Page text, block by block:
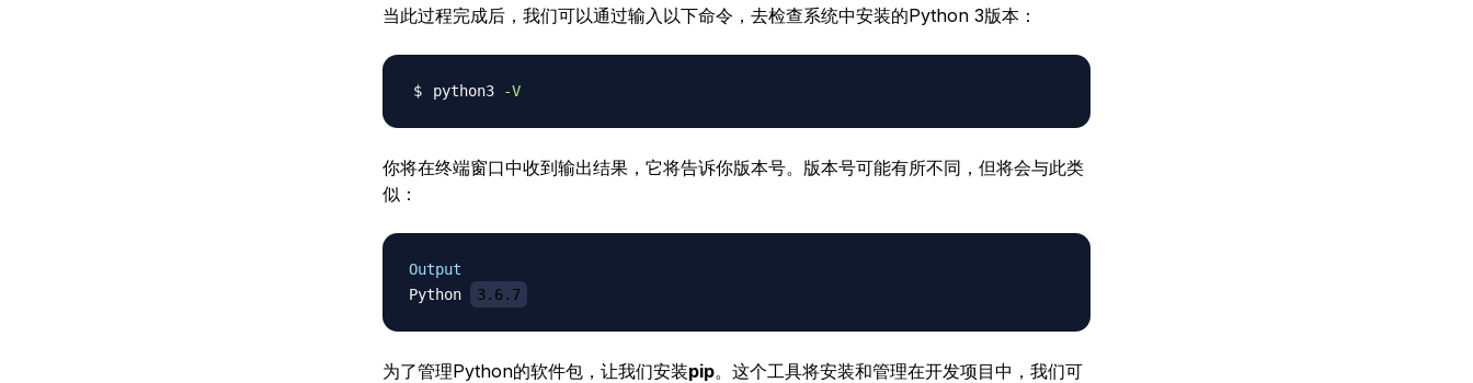
当此过程完成后，我们可以通过输入以下命令，去检查系统中安装的Python 3版本：
python3 -V
你将在终端窗口中收到输出结果，它将告诉你版本号。版本号可能有所不同，但将会与此类
似：
Output
Python
3.6.7
为了管理Python的软件包，让我们安装pip。这个工具将安装和管理在开发项目中，我们可